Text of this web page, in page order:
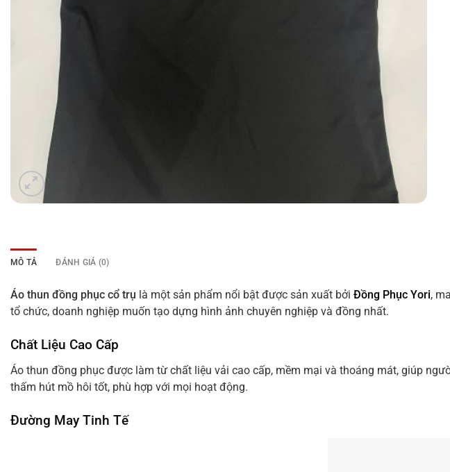
MÔ TẢ ĐÁNH GIÁ (0)
Áo thun đồng phục cổ trụ là một sản phẩm nổi bật được sản xuất bởi Đồng Phục Yori,
tổ chức, doanh nghiệp muốn tạo dựng hình ảnh chuyên nghiệp và đồng nhất.
Chất Liệu Cao Cấp
Áo thun đồng phục được làm từ chất liệu vải cao cấp, mềm mại và thoáng mát, giúp
thấm hút mồ hôi tốt, phù hợp với mọi hoạt động.
Đường May Tinh Tế